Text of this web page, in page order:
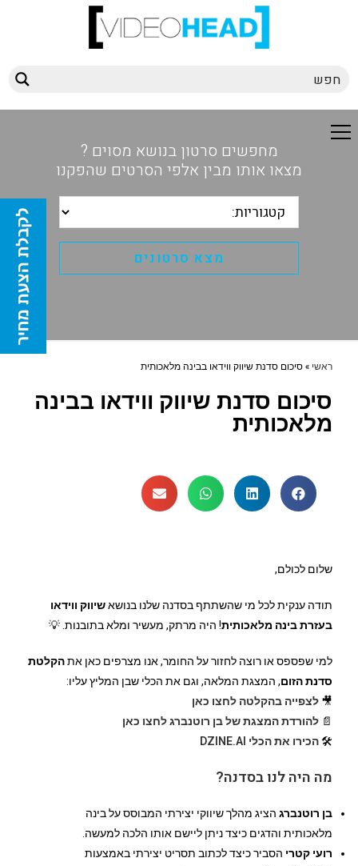
מחפשים סרטון בנושא מסוים ?
מצאו אותו מבין אלפי הסרטים שהפקנו
ראשי »סיכום סדנת שיווק ווידאו בבינה מלאכותית
סיכום סדנת שיווק ווידאו בבינה
מלאכותית
שלום לכולם,
תודה ענקית לכל מי שהשתתף בסדנה שלנו בנושאשיווק ווידאו
בעזרת בינה מלאכותית! היה מרתק, מעשיר ומלא בתובנות. 💡
למי שפספס או רוצה לחזור על החומר, אנו מצרפים כאן אתהקלטת
סדנת הזום, המצגת המלאה, וגם את הכלי שבן המליץ עליו:
🎥לצפייה בהקלטה לחצו כאן
📄להורדת המצגת של בן רוטנברג לחצו כאן
🛠️הכירו את הכלי DZINE.AI
מה היה לנו בסדנה?
בן רוטנברג הציג מהלך שיווקי יצירתי המבוסס על בינה
מלאכותית והדגים כיצד ניתן ליישם אותו הלכה למעשה.
רועי קטרי הסביר כיצד לכתוב תסריט יצירתי באמצעות